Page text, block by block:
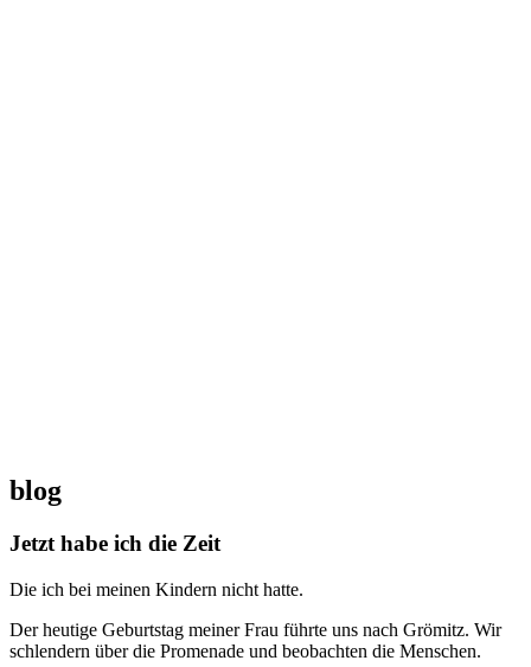
blog
Jetzt habe ich die Zeit
Die ich bei meinen Kindern nicht hatte.
Der heutige Geburtstag meiner Frau führte uns nach Grömitz. Wir
schlendern über die Promenade und beobachten die Menschen.